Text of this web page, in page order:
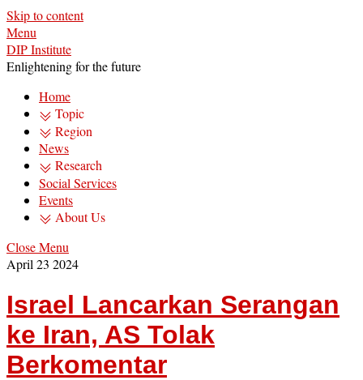
Skip to content
Menu
DIP Institute
Enlightening for the future
Home
Topic
Region
News
Research
Social Services
Events
About Us
Close Menu
April 23 2024
Israel Lancarkan Serangan
ke Iran, AS Tolak
Berkomentar